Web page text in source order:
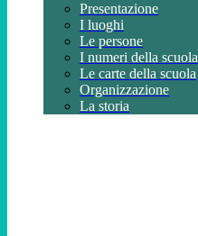
Presentazione
I luoghi
Le persone
I numeri della scuola
Le carte della scuola
Organizzazione
La storia